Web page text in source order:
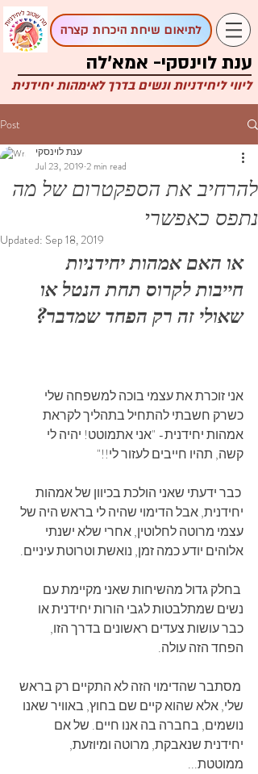
ענת לוינסקי- אמא'לה
ליווי ליחידניות ונשים בדרך לאימהות יחידנית
לתיאום שיחת היכרות קצרה
Post
להרחיב את הספקטרום של מה
נתפס כאפשרי
ענת לוינסקי
Jul 23, 2019 2 min read
Updated: Sep 18, 2019
או האם אמהות יחידניות
חייבות לקרוס תחת הנטל או
שאולי זה רק הפחד שמדבר?
אני זוכרת את עצמי בוכה למשפחה שלי
כשרק חשבתי להתחיל בתהליך לקראת
אמהות יחידנית- "אני אתמוטט! יהיה לי
קשה, תהיו חייבים לעזור לי!!"
כבר ידעתי שאני הולכת בכיוון של אמהות
יחידנית, אבל הדימוי שהיה לי בראש היה של
עצמי מרוטה לחלוטין, אחרי שלא ישנתי
אלוהים יודע כמה זמן, נואשת וטרוטת עיניים.
בחלק גדול מהשיחות שאני מקיימת עם
נשים שמתלבטות לגבי הורות יחידנית או
כבר עושות צעדים ראשונים בדרך הזו,
הפחד הזה עולה.
מסתבר שהדימוי הזה לא התקיים רק בראש
שלי, אלא שהוא קיים שם בחוץ, באוויר שאנו
נושמים, בחברה בה אנו חיים. של אם
יחידנית שנאבקת, מרוטה ומיוזעת,
ממוטטת...